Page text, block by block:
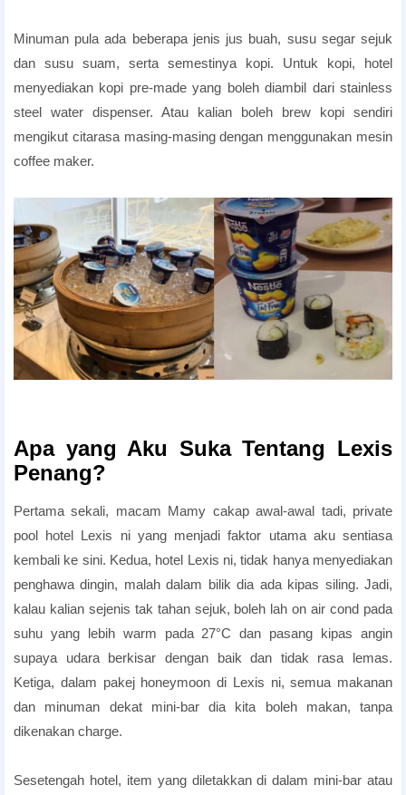
Minuman pula ada beberapa jenis jus buah, susu segar sejuk
dan susu suam, serta semestinya kopi. Untuk kopi, hotel
menyediakan kopi pre-made yang boleh diambil dari stainless
steel water dispenser. Atau kalian boleh brew kopi sendiri
mengikut citarasa masing-masing dengan menggunakan mesin
coffee maker.
Apa yang Aku Suka Tentang Lexis
Penang?
Pertama sekali, macam Mamy cakap awal-awal tadi, private
pool hotel Lexis ni yang menjadi faktor utama aku sentiasa
kembali ke sini. Kedua, hotel Lexis ni, tidak hanya menyediakan
penghawa dingin, malah dalam bilik dia ada kipas siling. Jadi,
kalau kalian sejenis tak tahan sejuk, boleh lah on air cond pada
suhu yang lebih warm pada 27°C dan pasang kipas angin
supaya udara berkisar dengan baik dan tidak rasa lemas.
Ketiga, dalam pakej honeymoon di Lexis ni, semua makanan
dan minuman dekat mini-bar dia kita boleh makan, tanpa
dikenakan charge.
Sesetengah hotel, item yang diletakkan di dalam mini-bar atau